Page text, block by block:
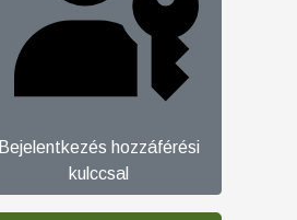
Bejelentkezés hozzáférési
kulccsal